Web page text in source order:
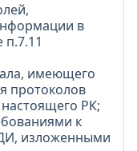
в
имеющего
протоколов
РК;
к
изложенными